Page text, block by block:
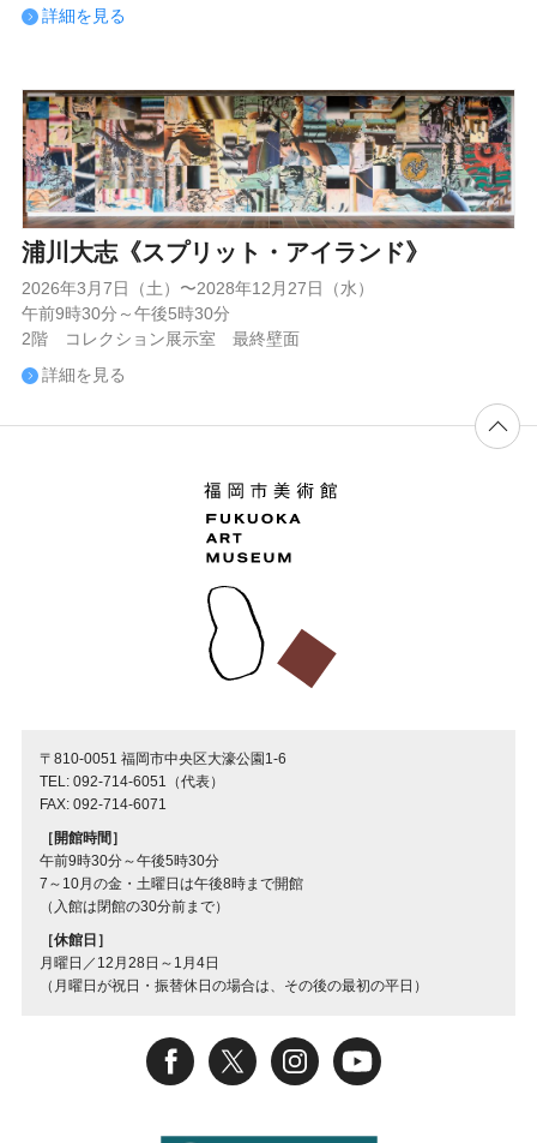
詳細を見る
浦川大志《スプリット・アイランド》
2026年3月7日（土）〜2028年12月27日（水）
午前9時30分～午後5時30分
2階 コレクション展示室 最終壁面
詳細を見る
〒810-0051 福岡市中央区大濠公園1-6
TEL: 092-714-6051（代表）
FAX: 092-714-6071
［開館時間］
午前9時30分～午後5時30分
7～10月の金・土曜日は午後8時まで開館
（入館は閉館の30分前まで）
［休館日］
月曜日／12月28日～1月4日
（月曜日が祝日・振替休日の場合は、その後の最初の平日）